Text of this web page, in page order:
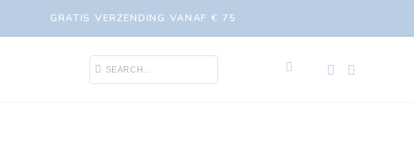
GRATIS VERZENDING VANAF € 75